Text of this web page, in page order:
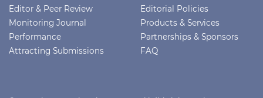
Editor & Peer Review
Monitoring Journal
Performance
Attracting Submissions
Editorial Policies
Products & Services
Partnerships & Sponsors
FAQ